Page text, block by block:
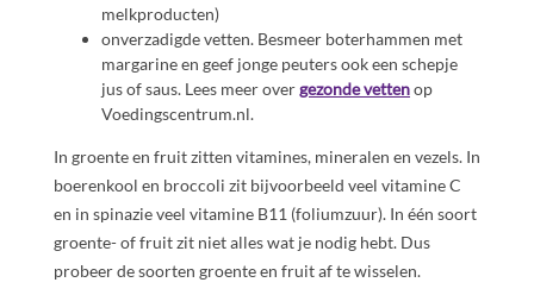
melkproducten)
onverzadigde vetten. Besmeer boterhammen met
margarine en geef jonge peuters ook een schepje
jus of saus. Lees meer overgezonde vettenop
Voedingscentrum.nl.
In groente en fruit zitten vitamines, mineralen en vezels. In
boerenkool en broccoli zit bijvoorbeeld veel vitamine C
en in spinazie veel vitamine B11 (foliumzuur). In één soort
groente- of fruit zit niet alles wat je nodig hebt. Dus
probeer de soorten groente en fruit af te wisselen.